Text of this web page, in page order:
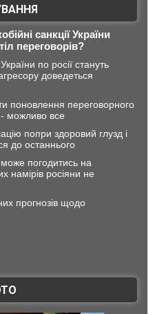
санкції України
переговорів?
по росії стануть
доведеться
поновлення переговорного
- можливо все
попри здоровий глузд і
до останнього
погодитись на
намірів росіяни не
прогнозів щодо